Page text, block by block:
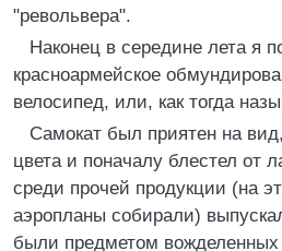
"револьвера".
Наконец в середине лета я
красноармейское
велосипед, или, как тогда
Самокат был приятен на
цвета и поначалу блестел от
среди прочей продукции (на
аэропланы собирали)
были предметом вожделенных